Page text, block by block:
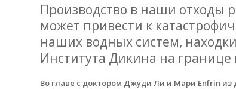
Производство в наши отходы
может привести к
наших водных систем,
Института Дикина на границе
Во главе с доктором Джуди Ли и Мари Enfrin из